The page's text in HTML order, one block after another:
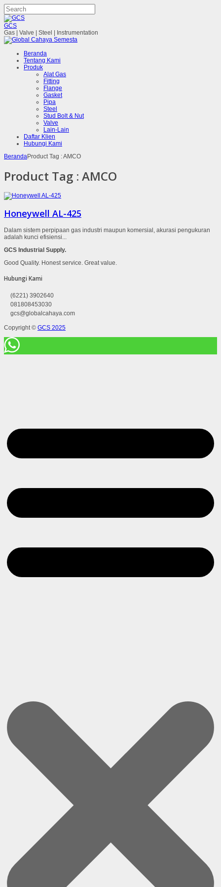
GCS
Gas | Valve | Steel | Instrumentation
Beranda
Tentang Kami
Produk
Alat Gas
Fitting
Flange
Gasket
Pipa
Steel
Stud Bolt & Nut
Valve
Lain-Lain
Daftar Klien
Hubungi Kami
BerandaProduct Tag : AMCO
Product Tag : AMCO
Honeywell AL-425
Dalam sistem perpipaan gas industri maupun komersial, akurasi pengukuran
adalah kunci efisiensi...
GCS Industrial Supply.
Good Quality. Honest service. Great value.
Hubungi Kami
(6221) 3902640
081808453030
gcs@globalcahaya.com
Copyright © GCS 2025